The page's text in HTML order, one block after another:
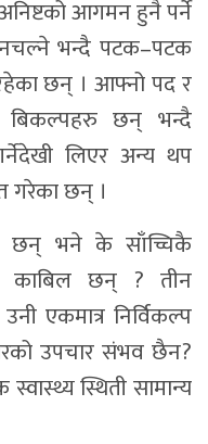
आगमन हुनै पर्ने
भन्दै पटक–पटक
छन् । आफ्नो पद र
बिकल्पहरु छन् भन्दै
लिएर अन्य थप
छन् ।
छन् भने के साँच्चिकै
काबिल छन् ? तीन
एकमात्र निर्विकल्प
उपचार संभव छैन?
स्थिती सामान्य